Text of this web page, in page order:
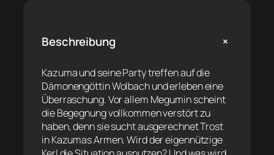
Beschreibung +
Kazuma und seine Party treffen auf die
Dämonengöttin Wolbach und erleben eine
Überraschung. Vor allem Megumin scheint
die Begegnung vollkommen verstört zu
haben, denn sie sucht ausgerechnet Trost
in Kazumas Armen. Wird der eigennützige